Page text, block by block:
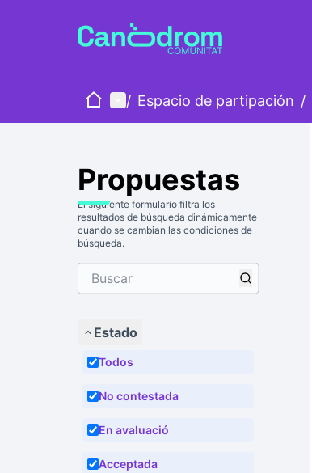
InicioMenú principal
/ Espacio de partipación /
Propuestas
El siguiente formulario filtra los
resultados de búsqueda dinámicamente
cuando se cambian las condiciones de
búsqueda.
Estado
Todos
No contestada
En avaluació
Acceptada